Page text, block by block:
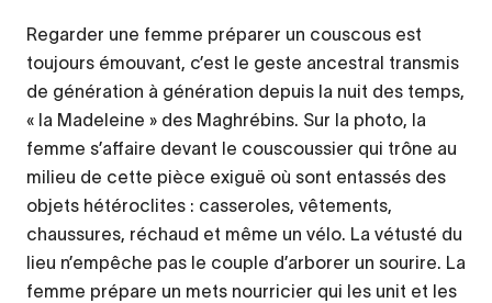
Regarder une femme préparer un couscous est
toujours émouvant, c’est le geste ancestral transmis
de génération à génération depuis la nuit des temps,
« la Madeleine » des Maghrébins. Sur la photo, la
femme s’affaire devant le couscoussier qui trône au
milieu de cette pièce exiguë où sont entassés des
objets hétéroclites : casseroles, vêtements,
chaussures, réchaud et même un vélo. La vétusté du
lieu n’empêche pas le couple d’arborer un sourire. La
femme prépare un mets nourricier qui les unit et les